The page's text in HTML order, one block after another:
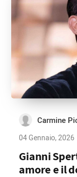
Carmine
04 Gennaio, 2026
Gianni
amore e il